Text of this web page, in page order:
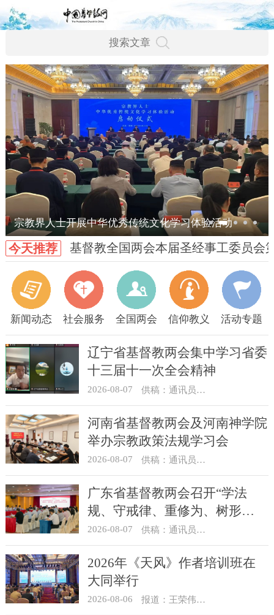
宗教界人士开展中华优秀传统文化学习体验活动
今天推荐 基督教全国两会本届圣经事工委员会
新闻动态 社会服务 全国两会 信仰教义 活动专题
辽宁省基督教两会集中学习省委
十三届十一次全会精神
2026-08-07 供稿：通讯员 顾利民
河南省基督教两会及河南神学院
举办宗教政策法规学习会
2026-08-07 供稿：通讯员 靳新元
广东省基督教两会召开“学法
规、守戒律、重修为、树形
象”教育活动总结会议
2026-08-07 供稿：通讯员 汪浩
2026年《天风》作者培训班在
大同举行
2026-08-06 报道：王荣伟 摄影：冯谦